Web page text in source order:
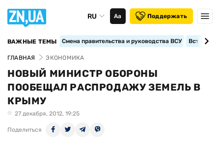
RU Аа Поддержать
ВАЖНЫЕ ТЕМЫ Смена правительства и руководства ВСУ
ГЛАВНАЯ ЭКОНОМИКА
НОВЫЙ МИНИСТР ОБОРОНЫ
ПООБЕЩАЛ РАСПРОДАЖУ ЗЕМЕЛЬ В
КРЫМУ
27 декабря, 2012, 19:25
Поделиться